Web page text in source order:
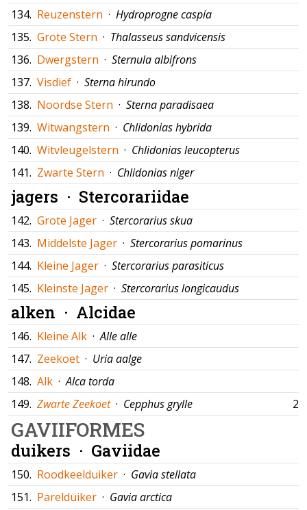
134. Reuzenstern · Hydroprogne caspia
135. Grote Stern · Thalasseus sandvicensis
136. Dwergstern · Sternula albifrons
137. Visdief · Sterna hirundo
138. Noordse Stern · Sterna paradisaea
139. Witwangstern · Chlidonias hybrida
140. Witvleugelstern · Chlidonias leucopterus
141. Zwarte Stern · Chlidonias niger
jagers · Stercorariidae
142. Grote Jager · Stercorarius skua
143. Middelste Jager · Stercorarius pomarinus
144. Kleine Jager · Stercorarius parasiticus
145. Kleinste Jager · Stercorarius longicaudus
alken · Alcidae
146. Kleine Alk ·Alle alle
147. Zeekoet · Uria aalge
148. Alk ·Alca torda
149. Zwarte Zeekoet · Cepphus grylle
GAVIIFORMES
duikers · Gaviidae
150. Roodkeelduiker · Gavia stellata
151. Parelduiker · Gavia arctica